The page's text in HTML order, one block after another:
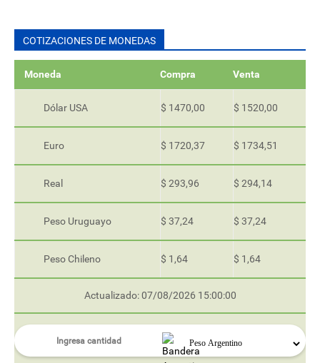
COTIZACIONES DE MONEDAS
Moneda Compra Venta
Dólar USA $ 1470,00 $ 1520,00
Euro $ 1720,37 $ 1734,51
Real $ 293,96 $ 294,14
Peso Uruguayo $ 37,24 $ 37,24
Peso Chileno $ 1,64 $ 1,64
Actualizado: 07/08/2026 15:00:00